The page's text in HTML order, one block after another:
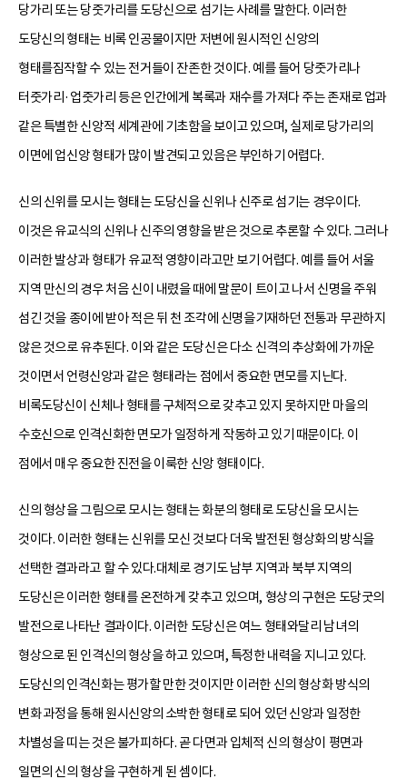
당가리 또는 당줏가리를 도당신으로 섬기는 사례를 말한다. 이러한
도당신의 형태는 비록 인공물이지만 저변에 원시적인 신앙의
형태를짐작할 수 있는 전거들이 잔존한 것이다. 예를 들어 당줏가리나
터줏가리·업줏가리 등은 인간에게 복록과 재수를 가져다 주는 존재로 업과
같은 특별한 신앙적 세계관에 기초함을 보이고 있으며, 실제로 당가리의
이면에 업신앙 형태가 많이 발견되고 있음은 부인하기 어렵다.
신의 신위를 모시는 형태는 도당신을 신위나 신주로 섬기는 경우이다.
이것은 유교식의 신위나 신주의 영향을 받은 것으로 추론할 수 있다. 그러나
이러한 발상과 형태가 유교적 영향이라고만 보기 어렵다. 예를 들어 서울
지역 만신의 경우 처음 신이 내렸을 때에 말문이 트이고 나서 신명을 주워
섬긴 것을 종이에 받아 적은 뒤 천 조각에 신명을기재하던 전통과 무관하지
않은 것으로 유추된다. 이와 같은 도당신은 다소 신격의 추상화에 가까운
것이면서 언령신앙과 같은 형태라는 점에서 중요한 면모를 지닌다.
비록도당신이 신체나 형태를 구체적으로 갖추고 있지 못하지만 마을의
수호신으로 인격신화한 면모가 일정하게 작동하고 있기 때문이다. 이
점에서 매우 중요한 진전을 이룩한 신앙 형태이다.
신의 형상을 그림으로 모시는 형태는 화분의 형태로 도당신을 모시는
것이다. 이러한 형태는 신위를 모신 것보다 더욱 발전된 형상화의 방식을
선택한 결과라고 할 수 있다.대체로 경기도 남부 지역과 북부 지역의
도당신은 이러한 형태를 온전하게 갖추고 있으며, 형상의 구현은 도당굿의
발전으로 나타난 결과이다. 이러한 도당신은 여느 형태와달리 남녀의
형상으로 된 인격신의 형상을 하고 있으며, 특정한 내력을 지니고 있다.
도당신의 인격신화는 평가할 만한 것이지만 이러한 신의 형상화 방식의
변화 과정을 통해 원시신앙의 소박한 형태로 되어 있던 신앙과 일정한
차별성을 띠는 것은 불가피하다. 곧 다면과 입체적 신의 형상이 평면과
일면의 신의 형상을 구현하게 된 셈이다.